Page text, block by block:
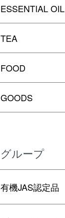
ESSENTIAL OIL
TEA
FOOD
GOODS
グループ
有機JAS認定品